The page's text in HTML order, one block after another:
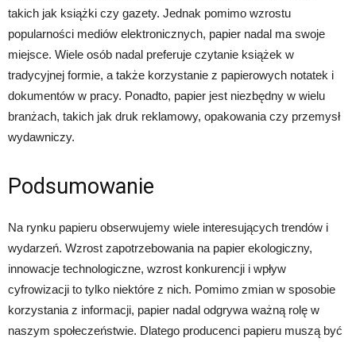
takich jak książki czy gazety. Jednak pomimo wzrostu
popularności mediów elektronicznych, papier nadal ma swoje
miejsce. Wiele osób nadal preferuje czytanie książek w
tradycyjnej formie, a także korzystanie z papierowych notatek i
dokumentów w pracy. Ponadto, papier jest niezbędny w wielu
branżach, takich jak druk reklamowy, opakowania czy przemysł
wydawniczy.
Podsumowanie
Na rynku papieru obserwujemy wiele interesujących trendów i
wydarzeń. Wzrost zapotrzebowania na papier ekologiczny,
innowacje technologiczne, wzrost konkurencji i wpływ
cyfrowizacji to tylko niektóre z nich. Pomimo zmian w sposobie
korzystania z informacji, papier nadal odgrywa ważną rolę w
naszym społeczeństwie. Dlatego producenci papieru muszą być